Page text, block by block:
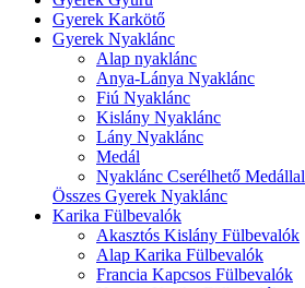
Gyerek Karkötő
Gyerek Nyaklánc
Alap nyaklánc
Anya-Lánya Nyaklánc
Fiú Nyaklánc
Kislány Nyaklánc
Lány Nyaklánc
Medál
Nyaklánc Cserélhető Medállal
Összes Gyerek Nyaklánc
Karika Fülbevalók
Akasztós Kislány Fülbevalók
Alap Karika Fülbevalók
Francia Kapcsos Fülbevalók